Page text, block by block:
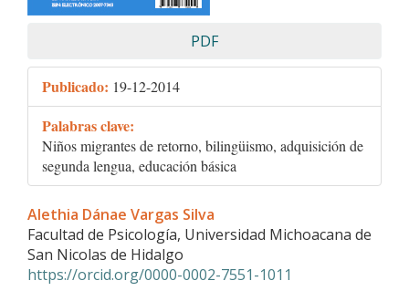
PDF
Publicado: 19-12-2014
Palabras clave:
Niños migrantes de retorno, bilingüismo, adquisición de
segunda lengua, educación básica
Contenido
principal
del
artículo
Alethia Dánae Vargas Silva
Facultad de Psicología, Universidad Michoacana de
San Nicolas de Hidalgo
https://orcid.org/0000-0002-7551-1011